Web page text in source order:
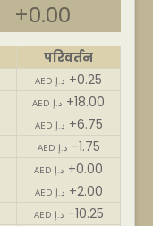
+0.00
परिवर्तन
AED د.إ +0.25
AED د.إ +18.00
AED د.إ +6.75
AED د.إ -1.75
AED د.إ +0.00
AED د.إ +2.00
AED د.إ -10.25